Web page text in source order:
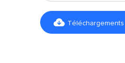
